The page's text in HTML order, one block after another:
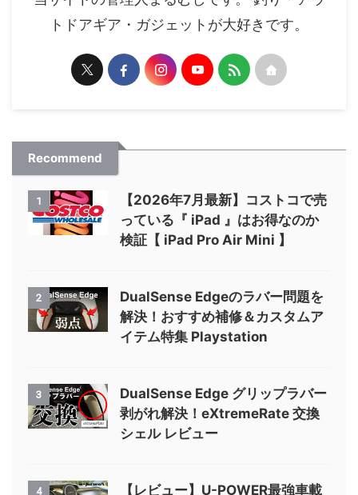
marumushi
トドアギア・ガジェットが大好きです。
1
【2026年7月最新】コストコで売
っている『 iPad 』はお得なのか
検証【 iPad Pro Air Mini 】
2
DualSense Edgeのラバー問題を